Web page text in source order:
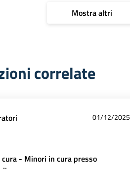
Mostra altri
correlate
01/12/2025
- Minori in cura presso